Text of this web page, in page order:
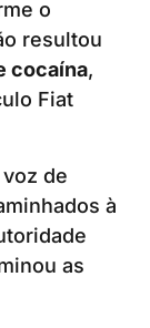
o
resultou
cocaína,
Fiat
de
à
as